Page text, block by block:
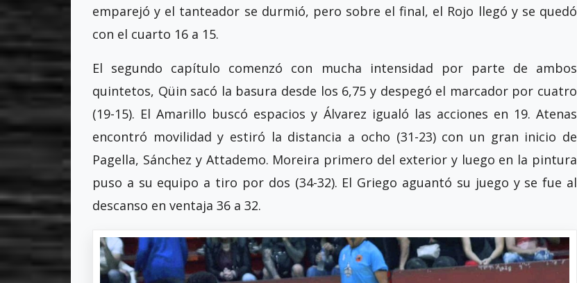
emparejó y el tanteador se durmió, pero sobre el final, el Rojo llegó y se quedó
con el cuarto 16 a 15.
El segundo capítulo comenzó con mucha intensidad por parte de ambos
quintetos, Qüin sacó la basura desde los 6,75 y despegó el marcador por cuatro
(19-15). El Amarillo buscó espacios y Álvarez igualó las acciones en 19. Atenas
encontró movilidad y estiró la distancia a ocho (31-23) con un gran inicio de
Pagella, Sánchez y Attademo. Moreira primero del exterior y luego en la pintura
puso a su equipo a tiro por dos (34-32). El Griego aguantó su juego y se fue al
descanso en ventaja 36 a 32.